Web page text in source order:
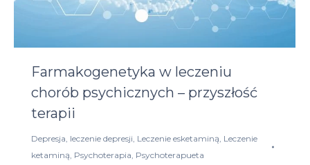
Farmakogenetyka w leczeniu
chorób psychicznych – przyszłość
terapii
Depresja leczenie depresji Leczenie esketaminą Leczenie
ketaminą Psychoterapia Psychoterapueta